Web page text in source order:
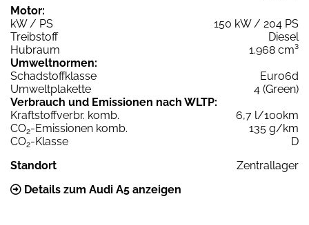
Motor:
kW / PS
150 kW / 204 PS
Treibstoff
Diesel
Hubraum
1.968 cm³
Umweltnormen:
Schadstoffklasse
Euro6d
Umweltplakette
4 (Green)
Verbrauch und Emissionen nach WLTP:
Kraftstoffverbr. komb.
6,7 l/100km
CO2-Emissionen komb.
135 g/km
CO2-Klasse
D
Standort
Zentrallager
Details zum Audi A5 anzeigen